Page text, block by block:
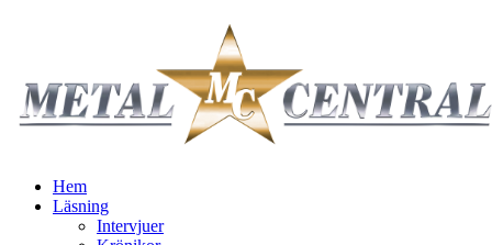
Hem
Läsning
Intervjuer